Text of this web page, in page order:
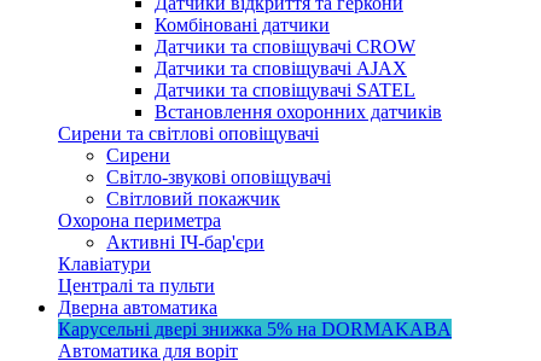
Комбіновані датчики
Датчики та сповіщувачі CROW
Датчики та сповіщувачі AJAX
Датчики та сповіщувачі SATEL
Встановлення охоронних датчиків
Сирени та світлові оповіщувачі
Сирени
Світло-звукові оповіщувачі
Світловий покажчик
Охорона периметра
Активні ІЧ-бар'єри
Клавіатури
Централі та пульти
Дверна автоматика
Карусельні двері знижка 5% на DORMAKABA
Автоматика для воріт